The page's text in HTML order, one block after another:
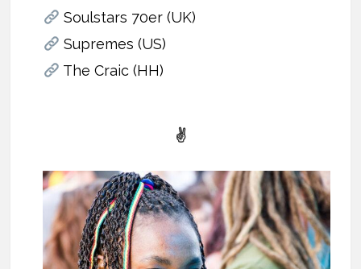
Soulstars 70er (UK)
Supremes (US)
The Craic (HH)
✌